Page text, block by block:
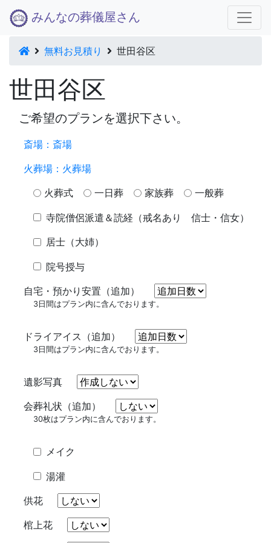
みんなの葬儀屋さん
無料お見積り 世田谷区
世田谷区
ご希望のプランを選択下さい。
斎場： 斎場
火葬場： 火葬場
火葬式
一日葬 家族葬 一般葬
寺院僧侶派遣＆読経（戒名あり 信士・信女）
居士（大姉）
院号授与
自宅・預かり安置（追加）
3 日間はプラン内に含んでおります。
ドライアイス（追加）
3 日間はプラン内に含んでおります。
遺影写真
会葬礼状（追加）
30枚はプラン内に含んでおります。
メイク
湯灌
供花
棺上花